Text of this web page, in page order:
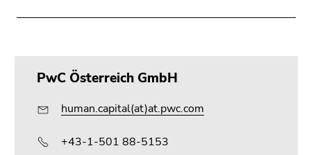
PwC Österreich GmbH
human.capital(at)at.pwc.com
+43-1-501 88-5153